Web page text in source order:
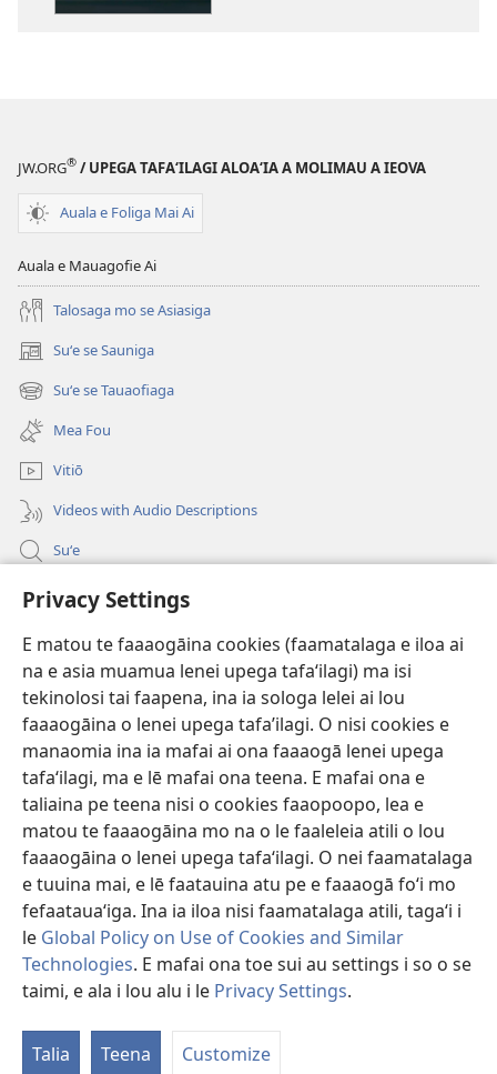
Privacy Settings
E matou te faaaogāina cookies (faamatalaga e iloa ai
na e asia muamua lenei upega tafaʻilagi) ma isi
tekinolosi tai faapena, ina ia sologa lelei ai lou
faaaogāina o lenei upega tafa’ilagi. O nisi cookies e
manaomia ina ia mafai ai ona faaaogā lenei upega
tafaʻilagi, ma e lē mafai ona teena. E mafai ona e
taliaina pe teena nisi o cookies faaopoopo, lea e
matou te faaaogāina mo na o le faaleleia atili o lou
faaaogāina o lenei upega tafaʻilagi. O nei faamatalaga
e tuuina mai, e lē faatauina atu pe e faaaogā foʻi mo
fefaatauaʻiga. Ina ia iloa nisi faamatalaga atili, tagaʻi i
le Global Policy on Use of Cookies and Similar
Technologies. E mafai ona toe sui au settings i so o se
taimi, e ala i lou alu i le Privacy Settings.
Talia Teena Customize
le
JW.ORG® / UPEGA TAFA‘ILAGI ALOA‘IA A MOLIMAU A IEOVA
Auala e Foliga Mai Ai
Auala e Mauagofie Ai
Talosaga mo se Asiasiga
Suʻe se Sauniga
(tatala
se
isi
polokalame)
Suʻe se Tauaofiaga
(tatala
se
isi
polokalame)
Mea Fou
Vitiō
Videos with Audio Descriptions
Suʻe
Faamatalaga mo Ofisa o le Malo
(tatala
se
isi
polokalame)
Lomiga Faale-Tusi Paia I LE INITANETI™
(tatala
se
isi
polokalame)
JW Hub
(tatala
se
isi
polokalame)
App o le JW Library
Copyright© 2026 Watch Tower Bible and Tract Society of Pennsylvania.
AIĀIGA MO LE FAAAOGĀINA|MALIEGA FAALETULAFONO
SETTINGS